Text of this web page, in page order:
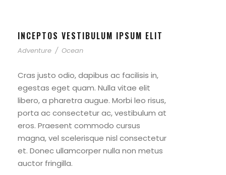
INCEPTOS VESTIBULUM IPSUM ELIT
Adventure / Ocean
Cras justo odio, dapibus ac facilisis in,
egestas eget quam. Nulla vitae elit
libero, a pharetra augue. Morbi leo risus,
porta ac consectetur ac, vestibulum at
eros. Praesent commodo cursus
magna, vel scelerisque nisl consectetur
et. Donec ullamcorper nulla non metus
auctor fringilla.